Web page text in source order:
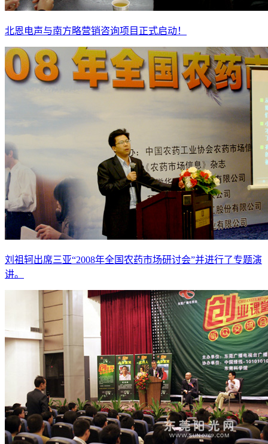
北恩电声与南方略营销咨询项目正式启动！
刘祖轲出席三亚“2008年全国农药市场研讨会”并进行了专题演
讲。